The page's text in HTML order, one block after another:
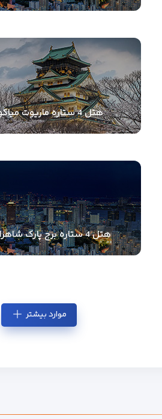
هتل 4 ستاره ماریوت میاکو اوساکا
هتل 4 ستاره برج پارک شاهزاده توکیو
موارد بیشتر